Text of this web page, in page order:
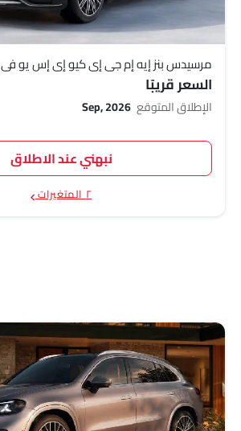
مرسيدس بنز إيه إم جي إي كيو إي إس يو في
السعر قريبًا
الإطلاق المتوقع Sep, 2026
نبهني عند الاطلاق
٢ المتغيرات